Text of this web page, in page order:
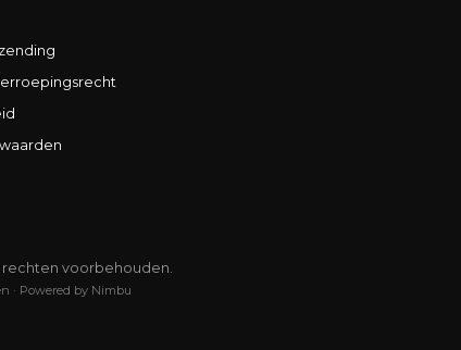
rechten voorbehouden.
· Powered by Nimbu